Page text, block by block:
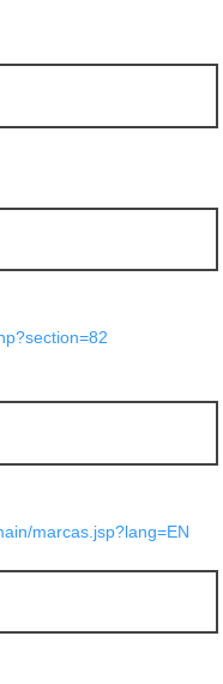
marcas.jsp?lang=EN